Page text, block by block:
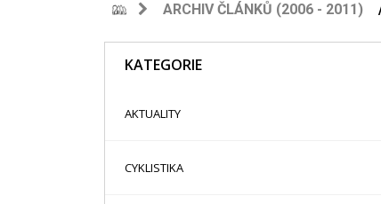
ARCHIV ČLÁNKŮ (2006 - 2011)
KATEGORIE
AKTUALITY
CYKLISTIKA